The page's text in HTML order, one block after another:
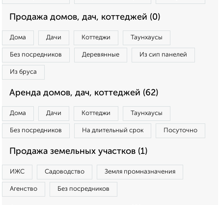
Продажа домов, дач, коттеджей (0)
Дома Дачи Коттеджи Таунхаусы
Без посредников Деревянные Из сип панелей
Из бруса
Аренда домов, дач, коттеджей (62)
Дома Дачи Коттеджи Таунхаусы
Без посредников На длительный срок Посуточно
Продажа земельных участков (1)
ИЖС Садоводство Земля промназначения
Агенство Без посредников